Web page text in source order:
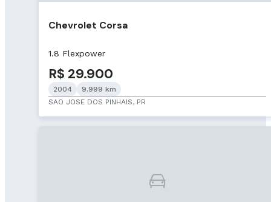
Chevrolet Corsa
1.8 Flexpower
R$ 29.900
2004
9.999 km
SAO JOSE DOS PINHAIS, PR